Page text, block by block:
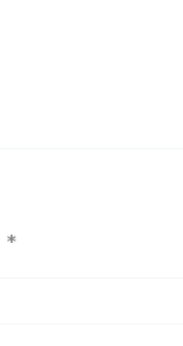
*